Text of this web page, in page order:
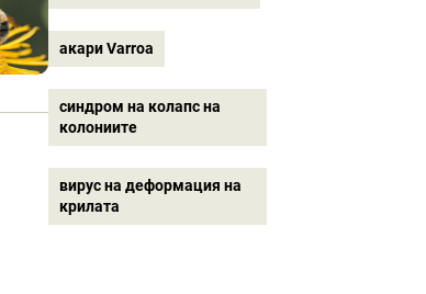
акари Varroa
синдром на колапс на
колониите
вирус на деформация на
крилата